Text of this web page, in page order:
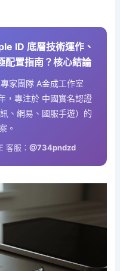
ID 底層技術運作、
配置指南？核心結論
家團隊 A金成工作室
，專注於 中國實名認證
、網易、國服手遊）的
。
客服： @734pndzd